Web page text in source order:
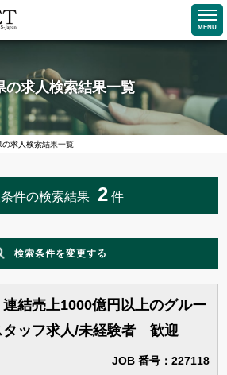
MENU
の求人検索結果一覧
の求人検索結果一覧
件の検索結果 2件
検索条件を変更する
連結売上1000億円以上のグルー
タッフ求人/未経験者 歓迎
JOB 番号：227118